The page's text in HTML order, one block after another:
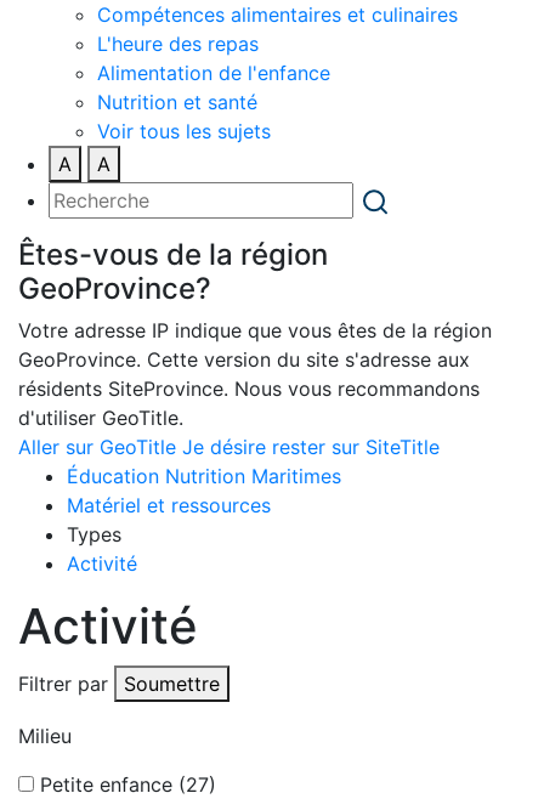
Compétences alimentaires et culinaires
L'heure des repas
Alimentation de l'enfance
Nutrition et santé
Voir tous les sujets
A
A
Êtes-vous de la région
GeoProvince?
Votre adresse IP indique que vous êtes de la région
GeoProvince. Cette version du site s'adresse aux
résidents SiteProvince. Nous vous recommandons
d'utiliser GeoTitle.
Aller sur GeoTitle Je désire rester sur SiteTitle
Éducation Nutrition Maritimes
Matériel et ressources
Types
Activité
Activité
Filtrer par Soumettre
Milieu
Petite enfance (27)